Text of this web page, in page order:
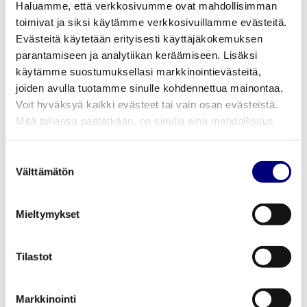
Haluamme, että verkkosivumme ovat mahdollisimman
toimivat ja siksi käytämme verkkosivuillamme evästeitä.
Evästeitä käytetään erityisesti käyttäjäkokemuksen
parantamiseen ja analytiikan keräämiseen. Lisäksi
käytämme suostumuksellasi markkinointievästeitä,
joiden avulla tuotamme sinulle kohdennettua mainontaa.
Voit hyväksyä kaikki evästeet tai vain osan evästeistä.
Mitä tahansa päätätkään, on sinulla aina mahdollisuus
valinta
Välttämätön
Mieltymykset
Tilastot
Markkinointi
toimenpideohjelma on päivitetty
huhtikuussa 2024.
Tutustu toimenpidesuunnitelmaan
Syrjimättömyyden varmentamisen